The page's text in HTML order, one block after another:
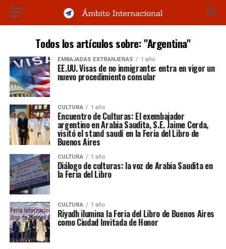
Todos los artículos sobre: "Argentina"
EMBAJADAS EXTRANJERAS 1 año
EE.UU. Visas de no inmigrante: entra en vigor un
nuevo procedimiento consular
CULTURA 1 año
Encuentro de Culturas: El exembajador
argentino en Arabia Saudita, S.E. Jaime Cerda,
visitó el stand saudí en la Feria del Libro de
Buenos Aires
CULTURA 1 año
Diálogo de culturas: la voz de Arabia Saudita en
la Feria del Libro
CULTURA 1 año
Riyadh ilumina la Feria del Libro de Buenos Aires
como Ciudad Invitada de Honor